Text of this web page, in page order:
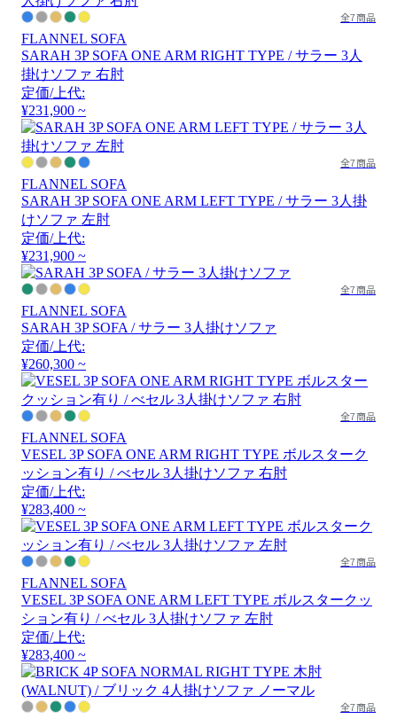
全7商品
FLANNEL SOFA
SARAH 3P SOFA ONE ARM RIGHT TYPE / サラー 3人
掛けソファ 右肘
定価/上代:
¥231,900 ~
全7商品
FLANNEL SOFA
SARAH 3P SOFA ONE ARM LEFT TYPE / サラー 3人掛
けソファ 左肘
定価/上代:
¥231,900 ~
全7商品
FLANNEL SOFA
SARAH 3P SOFA / サラー 3人掛けソファ
定価/上代:
¥260,300 ~
全7商品
FLANNEL SOFA
VESEL 3P SOFA ONE ARM RIGHT TYPE ボルスターク
ッション有り / べセル 3人掛けソファ 右肘
定価/上代:
¥283,400 ~
全7商品
FLANNEL SOFA
VESEL 3P SOFA ONE ARM LEFT TYPE ボルスタークッ
ション有り / べセル 3人掛けソファ 左肘
定価/上代:
¥283,400 ~
全7商品